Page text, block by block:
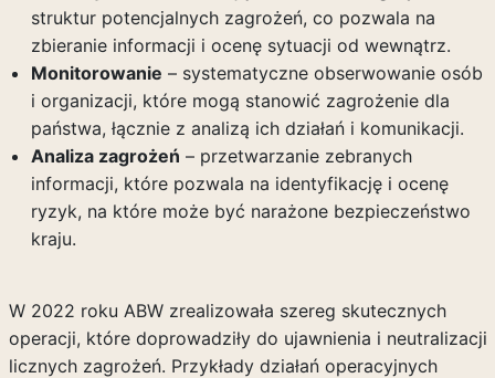
struktur potencjalnych zagrożeń, co pozwala na
zbieranie informacji i ocenę sytuacji od wewnątrz.
Monitorowanie – systematyczne obserwowanie osób
i organizacji, które mogą stanowić zagrożenie dla
państwa, łącznie z analizą ich działań i komunikacji.
Analiza zagrożeń – przetwarzanie zebranych
informacji, które pozwala na identyfikację i ocenę
ryzyk, na które może być narażone bezpieczeństwo
kraju.
W 2022 roku ABW zrealizowała szereg skutecznych
operacji, które doprowadziły do ujawnienia i neutralizacji
licznych zagrożeń. Przykłady działań operacyjnych